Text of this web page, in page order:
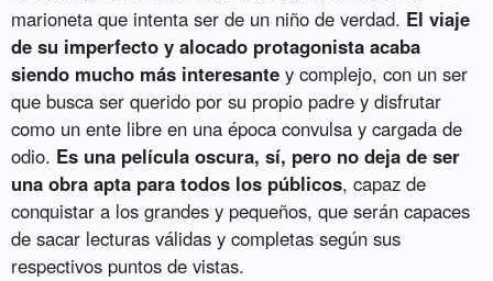
marioneta que intenta ser de un niño de verdad. El viaje
de su imperfecto y alocado protagonista acaba
siendo mucho más interesante y complejo, con un ser
que busca ser querido por su propio padre y disfrutar
como un ente libre en una época convulsa y cargada de
odio. Es una película oscura, sí, pero no deja de ser
una obra apta para todos los públicos, capaz de
conquistar a los grandes y pequeños, que serán capaces
de sacar lecturas válidas y completas según sus
respectivos puntos de vistas.